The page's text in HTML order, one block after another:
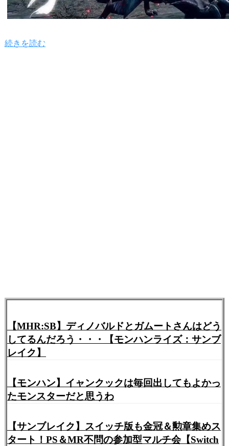
続きを読む
【MHR:SB】ディノバルドとガムートさんはどう
してるんだろう・・・【モンハンライズ：サンブ
レイク】
【モンハン】イャンクックは毎回出してもよかっ
たモンスターだと思うわ
【サンブレイク】スイッチ版も金冠＆勲章集めス
タート！PS＆MR不問の参加型マルチ会【Switch